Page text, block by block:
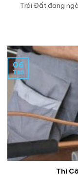
Trái Đất đang
Thi
06
Th5